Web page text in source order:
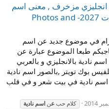
انجليزي مزخرف , معنى اسم
نادية وشعر وغلاف ورمزيات 2027- Photos and
في موضوع جديد عن اسم
طبعا الموضوع عبارة عن
نادية بالانجليزي و بالعربي
بوك تويتر ,بالصور اسم نادية
, اسم نادية في بيت شعر و في قلب
كلام حبعن اسم نادية